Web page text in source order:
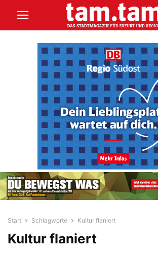
Start Schlagworte Kultur flaniert
Kultur flaniert